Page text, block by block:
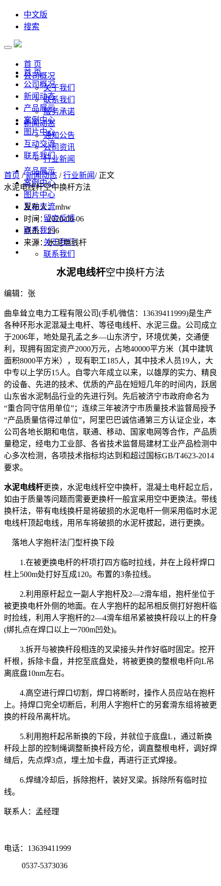
中文版
搜索
首 页
公司概况
关于我们
联系我们
服务承诺
新闻动态
通知公告
公司资讯
行业新闻
产品展示
案例中心
图片中心
互动交流
留言反馈
联系我们
关于我们
联系我们
首 页
公司概况
新闻动态
产品展示
案例中心
图片中心
互动交流
联系我们
首页 /新闻动态 /行业新闻/ 正文
水泥电线杆空中换杆方法
发布人：mhw
时间：2020-06-06
点击：296
来源：水泥电线杆
水泥电线杆空中换杆方法
编辑：张
曲阜耸立电力工程有限公司(手机/微信：13639411999)是生产
各种环形水泥混凝土电杆、等径电线杆、水泥三盘。公司成立
于2006年，地处是孔孟之乡—山东济宁，环境优美，交通便
利，现拥有固定资产2000万元，占地40000平方米（其中建筑
面积8000平方米），现有职工185人，其中技术人员19人，大
中专以上学历15人。自零六年成立以来，以雄厚的实力、精良
的设备、先进的技术、优质的产品在短短几年的时间内，跃居
山东省水泥制品行业的先进行列。先后被济宁市政府命名为
“重合同守信用单位”；连续三年被济宁市质量技术监督局授予
“产品质量信得过单位”，阿里巴巴诚信通第三方认证企业，本
公司各地长期和电信，联通、移动、国家电网等合作，产品质
量稳定，经电力工业部、各省技术监督局建材工业产品检测中
心多次检测，各项技术指标均达到和超过国标GB/T4623-2014
要求。
水泥电线杆更换，水泥电线杆空中换杆，混凝土电杆起立后，
如由于质量等问题而需要更换杆一般宜采用空中更换法。带线
换杆法，带有电线换杆是将破损的水泥电杆一侧采用临时水泥
电线杆顶起电线，用吊车将破损的水泥杆拔起，进行更换。
落地人字抱杆法门型杆换下段
1.在被更换电杆的杆项打四方临时拉线，并在上段杆焊口
柱上500m处打好互成120。布置的3条拉线。
2.利用原杆起立一副人字抱杆及2—2滑车组，抱杆坐位于
被更换电杆外侧的地面。在人字抱杆的起吊相反侧打好抱杆临
时捡线，利用人字抱杆的2—4滑车组吊紧被换杆段以上的杆身
(绑扎点在焊口以上一700m凹处)。
3.拆开与被换杆段相连的叉梁接头并作好临时固定。挖开
杆根，拆除卡盘，并挖至底盘处，将被更换的整根电杆向L吊
离底盘10nm左右。
4.高空进行焊口切割，焊口将断时，操作人员应站在抱杆
上。持焊口完全切断后，利用人字抱杆亡的另套滑东组将被更
换的杆段吊离杆坑。
5.利用抱杆起吊新换的下段，并就位于底盘L，通过新换
杆段上部的控制绳调整新换杆段方伦，调直整根电杆，调好焊
缝后，先点焊3点，埋土加卡盘，再进行正式焊接。
6.焊缝冷却后，拆除抱杆，装好叉梁。拆除所有临时拉
线。
联系人：孟经理
电话：13639411999
0537-5373036